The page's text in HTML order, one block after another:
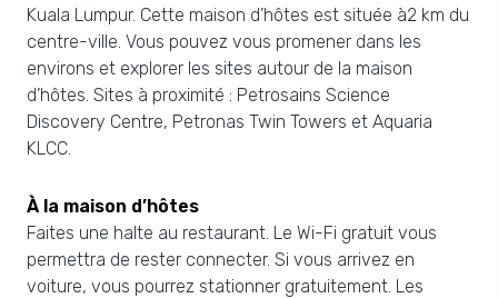
Kuala Lumpur. Cette maison d’hôtes est située à2 km du
centre-ville. Vous pouvez vous promener dans les
environs et explorer les sites autour de la maison
d’hôtes. Sites à proximité : Petrosains Science
Discovery Centre, Petronas Twin Towers et Aquaria
KLCC.
À la maison d’hôtes
Faites une halte au restaurant. Le Wi-Fi gratuit vous
permettra de rester connecter. Si vous arrivez en
voiture, vous pourrez stationner gratuitement. Les